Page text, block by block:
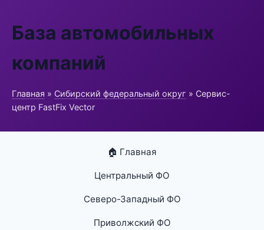
База автомобильных
компаний
Главная » Сибирский федеральный округ » Сервис-
центр FastFix Vector
🏠 Главная
Центральный ФО
Северо-Западный ФО
Приволжский ФО